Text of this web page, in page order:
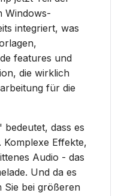
Windows-
integriert, was
features und
die wirklich
für die
dass es
Effekte,
Audio - das
Und da es
Sie bei größeren